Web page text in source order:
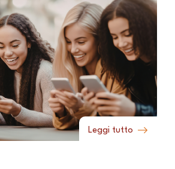
Leggi tutto